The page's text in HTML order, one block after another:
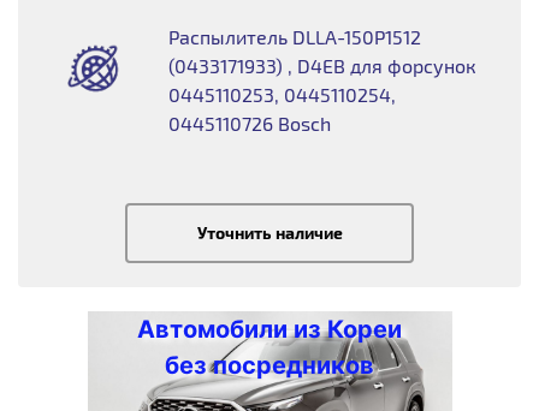
Распылитель DLLA-150P1512
(0433171933) , D4EB для форсунок
0445110253, 0445110254,
0445110726 Bosch
Уточнить наличие
Автомобили из Кореи
без посредников